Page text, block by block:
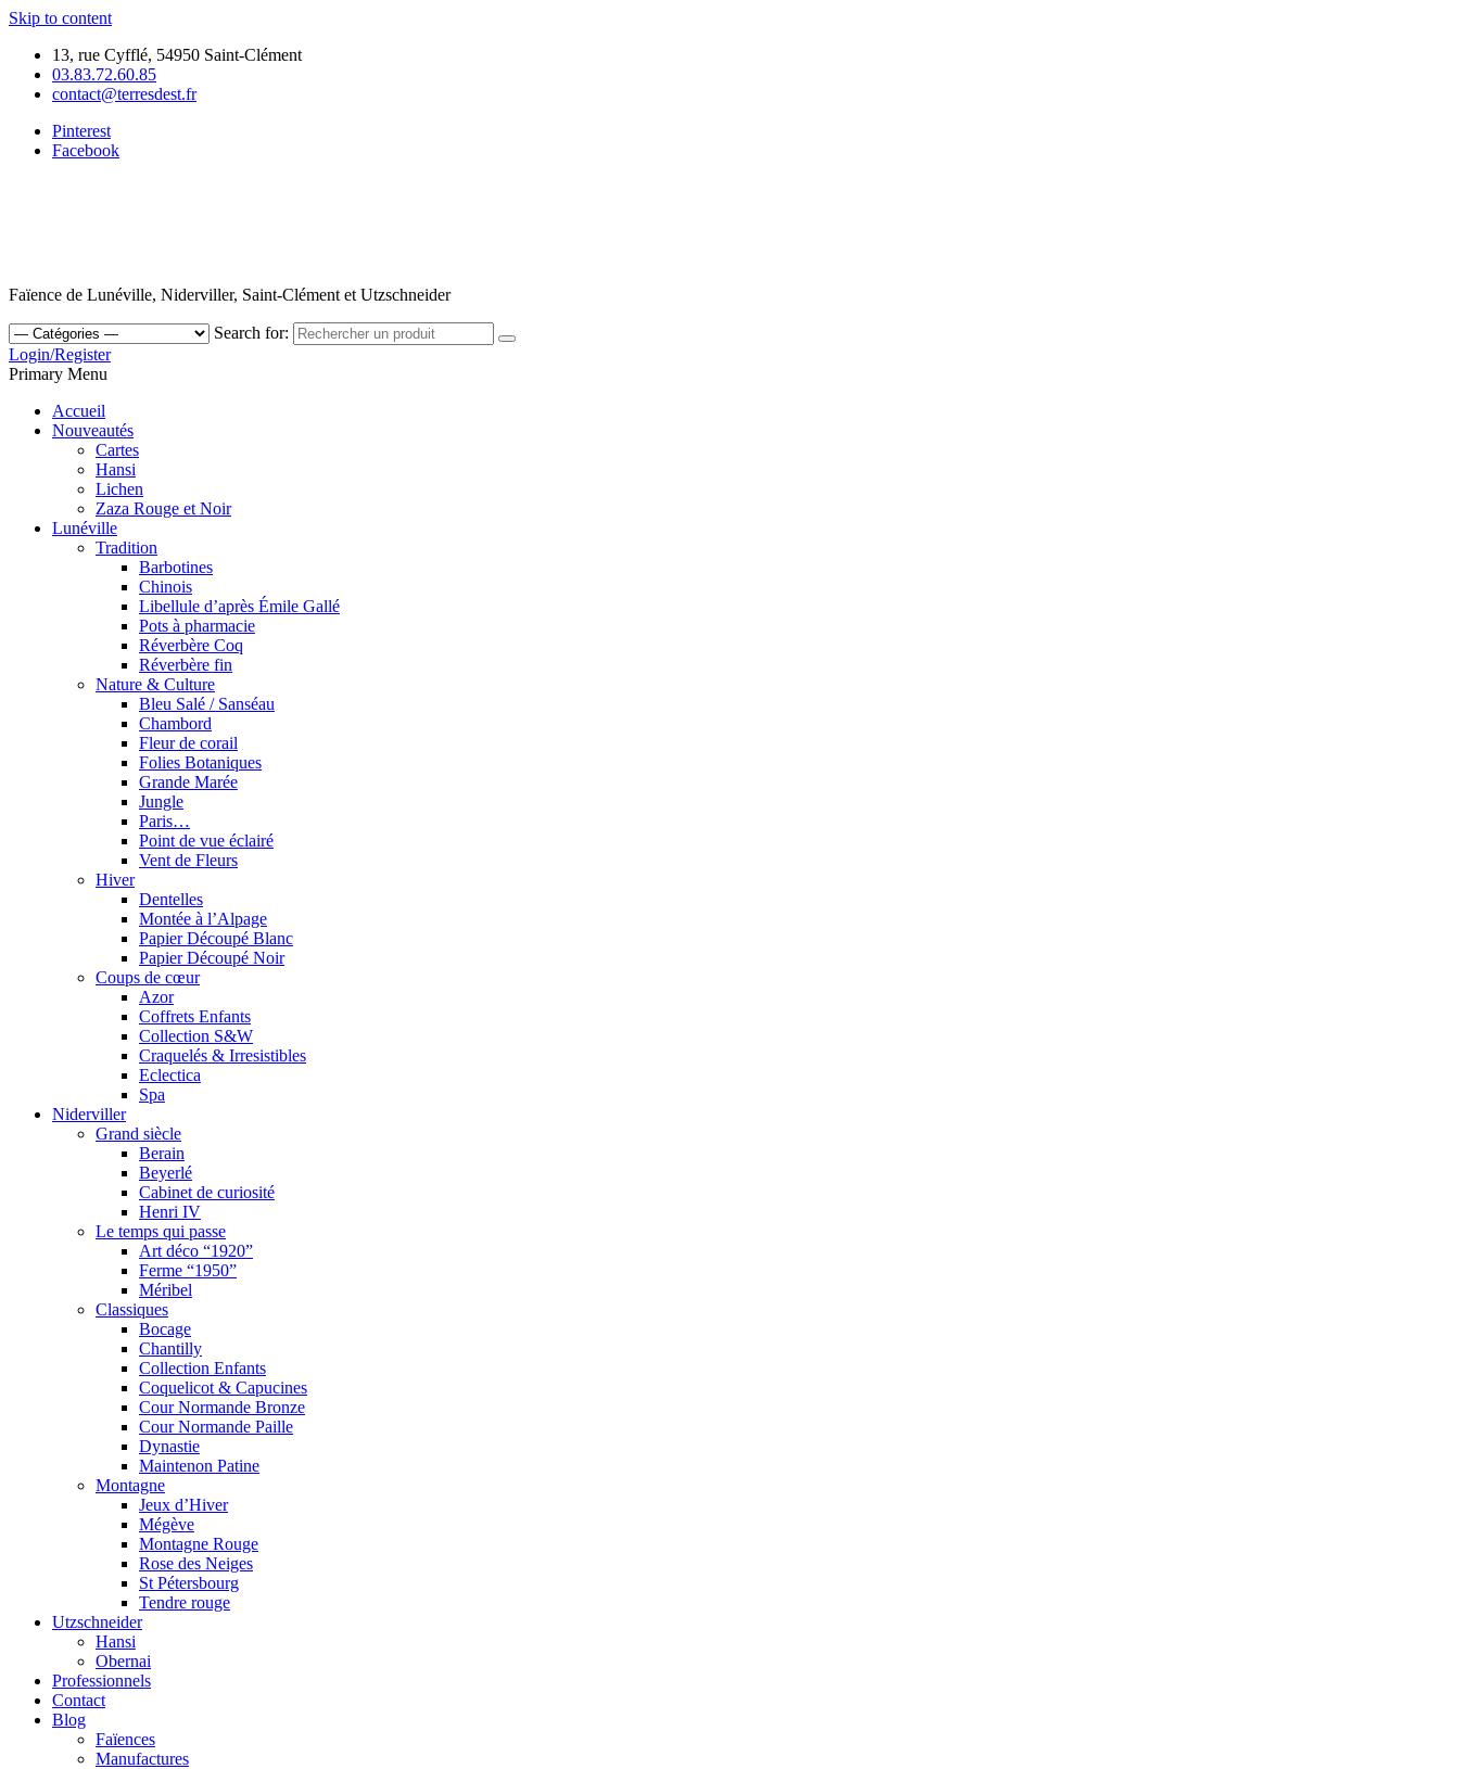
Skip to content
13, rue Cyfflé, 54950 Saint-Clément
03.83.72.60.85
contact@terresdest.fr
Pinterest
Facebook
Faïence de Lunéville, Niderviller, Saint-Clément et Utzschneider
Search for:
Login/Register
Primary Menu
Accueil
Nouveautés
Cartes
Hansi
Lichen
Zaza Rouge et Noir
Lunéville
Tradition
Barbotines
Chinois
Libellule d’après Émile Gallé
Pots à pharmacie
Réverbère Coq
Réverbère fin
Nature & Culture
Bleu Salé / Sanséau
Chambord
Fleur de corail
Folies Botaniques
Grande Marée
Jungle
Paris…
Point de vue éclairé
Vent de Fleurs
Hiver
Dentelles
Montée à l’Alpage
Papier Découpé Blanc
Papier Découpé Noir
Coups de cœur
Azor
Coffrets Enfants
Collection S&W
Craquelés & Irresistibles
Eclectica
Spa
Niderviller
Grand siècle
Berain
Beyerlé
Cabinet de curiosité
Henri IV
Le temps qui passe
Art déco “1920”
Ferme “1950”
Méribel
Classiques
Bocage
Chantilly
Collection Enfants
Coquelicot & Capucines
Cour Normande Bronze
Cour Normande Paille
Dynastie
Maintenon Patine
Montagne
Jeux d’Hiver
Mégève
Montagne Rouge
Rose des Neiges
St Pétersbourg
Tendre rouge
Utzschneider
Hansi
Obernai
Professionnels
Contact
Blog
Faïences
Manufactures